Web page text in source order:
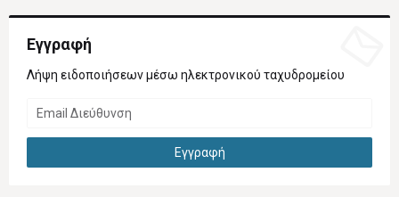
Εγγραφή
Λήψη ειδοποιήσεων μέσω ηλεκτρονικού ταχυδρομείου